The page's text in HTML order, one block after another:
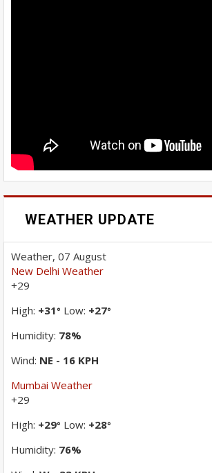
WEATHER UPDATE
Weather, 07 August
New Delhi Weather
+29
High: +31° Low: +27°
Humidity: 78%
Wind: NE - 16 KPH
Mumbai Weather
+29
High: +29° Low: +28°
Humidity: 76%